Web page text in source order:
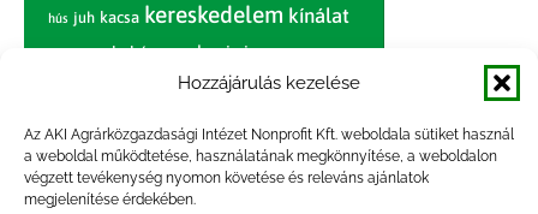
Hozzájárulás kezelése
Az AKI Agrárközgazdasági Intézet Nonprofit Kft. weboldala sütiket használ
a weboldal működtetése, használatának megkönnyítése, a weboldalon
végzett tevékenység nyomon követése és releváns ajánlatok
megjelenítése érdekében.
hús juh kacsa kereskedelem kínálat
körte marhahús nagybani piac narancs
nemzetközi árinformációk
paradicsom piac piaci jelentés
pulyka pulykahús sertés sertéshús
szarvasmarha termelés
termelői